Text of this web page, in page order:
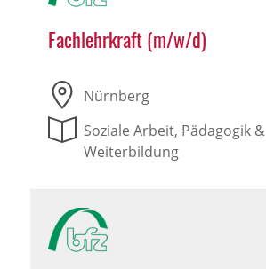
Fachlehrkraft (m/w/d)
Nürnberg
Soziale Arbeit, Pädagogik &
Weiterbildung